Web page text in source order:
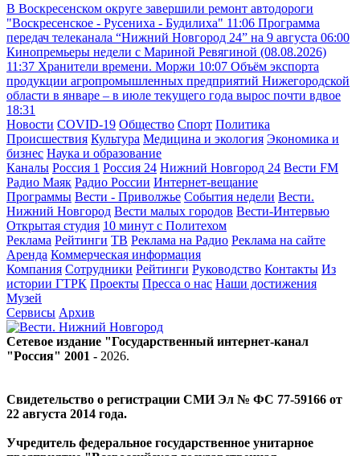
В Воскресенском округе завершили ремонт автодороги
"Воскресенское - Русениха - Будилиха" 11:06 Программа
передач телеканала “Нижний Новгород 24” на 9 августа 06:00
Кинопремьеры недели с Мариной Ревягиной (08.08.2026)
11:37 Хранители времени. Моржи 10:07 Объём экспорта
продукции агропромышленных предприятий Нижегородской
области в январе – в июле текущего года вырос почти вдвое
18:31
Новости COVID-19 Общество Спорт Политика
Происшествия Культура Медицина и экология Экономика и
бизнес Наука и образование
Каналы Россия 1 Россия 24 Нижний Новгород 24 Вести FM
Радио Маяк Радио России Интернет-вещание
Программы Вести - Приволжье События недели Вести.
Нижний Новгород Вести малых городов Вести-Интервью
Открытая студия 10 минут с Политехом
Реклама Рейтинги ТВ Реклама на Радио Реклама на сайте
Аренда Коммерческая информация
Компания Сотрудники Рейтинги Руководство Контакты Из
истории ГТРК Проекты Пресса о нас Наши достижения
Музей
Сервисы Архив
Сетевое издание "Государственный интернет-канал
"Россия" 2001 - 2026.
Свидетельство о регистрации СМИ Эл № ФС 77-59166 от
22 августа 2014 года.
Учредитель федеральное государственное унитарное